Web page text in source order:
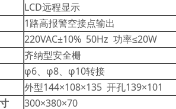
LCD远程显示
1路高报警空接点输出
220VAC±10% 50Hz 功率≤20W
齐纳型安全栅
φ6、φ8、φ10转接
外型144×108×135 开孔139×101
300×380×70